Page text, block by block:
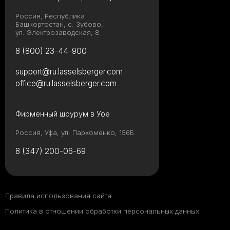
Россия, Республика
Башкортостан, с. Зубово,
ул. Электрозаводская, 8
8 (800) 23-44-900
Фирменный шоурум в Уфе
Россия, Уфа, ул. Пархоменко, 156Б
8 (347) 200-06-69
support@ru.lasselsberger.com
office@ru.lasselsberger.com
Правила использования сайта
Политика в отношении обработки персональных данных